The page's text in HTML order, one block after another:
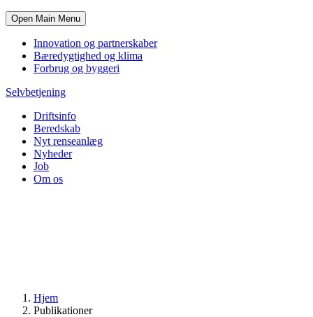
Open Main Menu
Innovation og partnerskaber
Bæredygtighed og klima
Forbrug og byggeri
Selvbetjening
Driftsinfo
Beredskab
Nyt renseanlæg
Nyheder
Job
Om os
Hjem
Publikationer